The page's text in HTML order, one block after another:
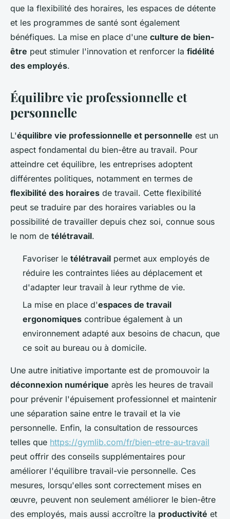
que la flexibilité des horaires, les espaces de détente
et les programmes de santé sont également
bénéfiques. La mise en place d'une culture de bien-
être peut stimuler l'innovation et renforcer la fidélité
des employés.
Équilibre vie professionnelle et
personnelle
L'équilibre vie professionnelle et personnelle est un
aspect fondamental du bien-être au travail. Pour
atteindre cet équilibre, les entreprises adoptent
différentes politiques, notamment en termes de
flexibilité des horaires de travail. Cette flexibilité
peut se traduire par des horaires variables ou la
possibilité de travailler depuis chez soi, connue sous
le nom de télétravail.
Favoriser le télétravail permet aux employés de
réduire les contraintes liées au déplacement et
d'adapter leur travail à leur rythme de vie.
La mise en place d'espaces de travail
ergonomiques contribue également à un
environnement adapté aux besoins de chacun, que
ce soit au bureau ou à domicile.
Une autre initiative importante est de promouvoir la
déconnexion numérique après les heures de travail
pour prévenir l'épuisement professionnel et maintenir
une séparation saine entre le travail et la vie
personnelle. Enfin, la consultation de ressources
telles que https://gymlib.com/fr/bien-etre-au-travail
peut offrir des conseils supplémentaires pour
améliorer l'équilibre travail-vie personnelle. Ces
mesures, lorsqu'elles sont correctement mises en
œuvre, peuvent non seulement améliorer le bien-être
des employés, mais aussi accroître la productivité et